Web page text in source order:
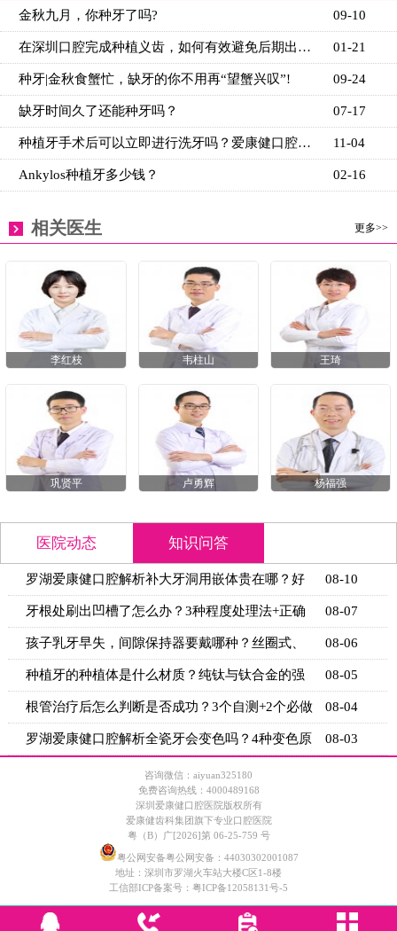
09-10
金秋九月，你种牙了吗?
01-21
在深圳口腔完成种植义齿，如何有效避免后期出现问题？
09-24
种牙|金秋食蟹忙，缺牙的你不用再“望蟹兴叹”!
07-17
缺牙时间久了还能种牙吗？
11-04
种植牙手术后可以立即进行洗牙吗？爱康健口腔术后洁牙
02-16
Ankylos种植牙多少钱？
更多>>
相关医生
李红枝 韦柱山 王琦
巩贤平 卢勇辉 杨福强
医院动态 知识问答
罗湖爱康健口腔解析补大牙洞用嵌体贵在哪？好
处是更耐
08-10
牙根处刷出凹槽了怎么办？3种程度处理法+正确
刷牙姿势
08-07
孩子乳牙早失，间隙保持器要戴哪种？丝圈式、
舌弓式、
08-06
种植牙的种植体是什么材质？纯钛与钛合金的强
度与生物
08-05
根管治疗后怎么判断是否成功？3个自测+2个必做
检查
08-04
罗湖爱康健口腔解析全瓷牙会变色吗？4种变色原 08-03
咨询微信：aiyuan325180
免费咨询热线：4000489168
深圳爱康健口腔医院版权所有
爱康健齿科集团旗下专业口腔医院
粤（B）广[2026]第 06-25-759 号
粤公网安备粤公网安备：44030302001087
地址：深圳市罗湖火车站大楼C区1-8楼
工信部ICP备案号： 粤ICP备12058131号-5